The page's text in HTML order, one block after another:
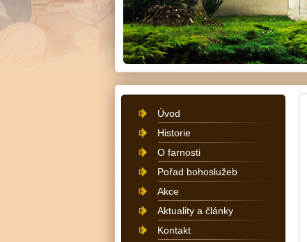
Úvod
Historie
O farnosti
Pořad bohoslužeb
Akce
Aktuality a články
Kontakt